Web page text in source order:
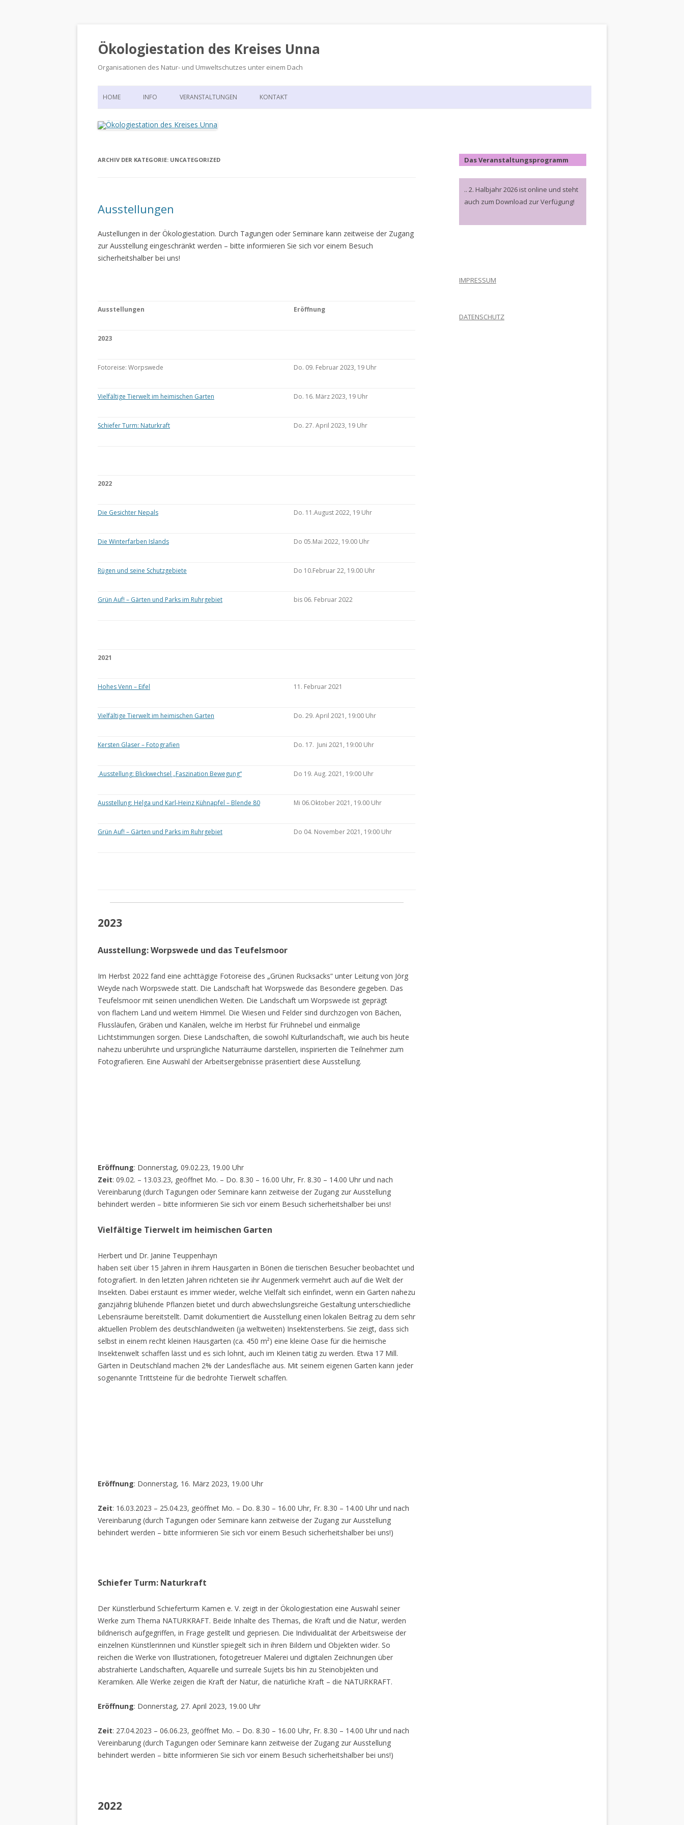
Ökologiestation des Kreises Unna
Organisationen des Natur- und Umweltschutzes unter einem Dach
Zum
HOME INFO VERANSTALTUNGEN KONTAKT
ARCHIV DER KATEGORIE: UNCATEGORIZED
Ausstellungen
Austellungen in der Ökologiestation. Durch Tagungen oder Seminare kann zeitweise der Zugang
zur Ausstellung eingeschränkt werden – bitte informieren Sie sich vor einem Besuch
sicherheitshalber bei uns!
Ausstellungen Eröffnung
2023
Fotoreise: Worpswede Do. 09. Februar 2023, 19 Uhr
Vielfältige Tierwelt im heimischen Garten Do. 16. März 2023, 19 Uhr
Schiefer Turm: Naturkraft Do. 27. April 2023, 19 Uhr
2022
Die Gesichter Nepals Do. 11.August 2022, 19 Uhr
Die Winterfarben Islands Do 05.Mai 2022, 19.00 Uhr
Rügen und seine Schutzgebiete Do 10.Februar 22, 19.00 Uhr
Grün Auf! – Gärten und Parks im Ruhrgebiet bis 06. Februar 2022
2021
Hohes Venn – Eifel 11. Februar 2021
Vielfältige Tierwelt im heimischen Garten Do. 29. April 2021, 19:00 Uhr
Kersten Glaser – Fotografien Do. 17. Juni 2021, 19:00 Uhr
Ausstellung: Blickwechsel „Faszination Bewegung“ Do 19. Aug. 2021, 19:00 Uhr
Ausstellung: Helga und Karl-Heinz Kühnapfel – Blende 80 Mi 06.Oktober 2021, 19.00 Uhr
Grün Auf! – Gärten und Parks im Ruhrgebiet Do 04. November 2021, 19:00 Uhr
2023
Ausstellung: Worpswede und das Teufelsmoor
Im Herbst 2022 fand eine achttägige Fotoreise des „Grünen Rucksacks“ unter Leitung von Jörg
Weyde nach Worpswede statt. Die Landschaft hat Worpswede das Besondere gegeben. Das
Teufelsmoor mit seinen unendlichen Weiten. Die Landschaft um Worpswede ist geprägt
von flachem Land und weitem Himmel. Die Wiesen und Felder sind durchzogen von Bächen,
Flussläufen, Gräben und Kanälen, welche im Herbst für Frühnebel und einmalige
Lichtstimmungen sorgen. Diese Landschaften, die sowohl Kulturlandschaft, wie auch bis heute
nahezu unberührte und ursprüngliche Naturräume darstellen, inspirierten die Teilnehmer zum
Fotografieren. Eine Auswahl der Arbeitsergebnisse präsentiert diese Ausstellung.
Eröffnung: Donnerstag, 09.02.23, 19.00 Uhr
Zeit: 09.02. – 13.03.23, geöffnet Mo. – Do. 8.30 – 16.00 Uhr, Fr. 8.30 – 14.00 Uhr und nach
Vereinbarung (durch Tagungen oder Seminare kann zeitweise der Zugang zur Ausstellung
behindert werden – bitte informieren Sie sich vor einem Besuch sicherheitshalber bei uns!
Vielfältige Tierwelt im heimischen Garten
Herbert und Dr. Janine Teuppenhayn
haben seit über 15 Jahren in ihrem Hausgarten in Bönen die tierischen Besucher beobachtet und
fotografiert. In den letzten Jahren richteten sie ihr Augenmerk vermehrt auch auf die Welt der
Insekten. Dabei erstaunt es immer wieder, welche Vielfalt sich einfindet, wenn ein Garten nahezu
ganzjährig blühende Pflanzen bietet und durch abwechslungsreiche Gestaltung unterschiedliche
Lebensräume bereitstellt. Damit dokumentiert die Ausstellung einen lokalen Beitrag zu dem sehr
aktuellen Problem des deutschlandweiten (ja weltweiten) Insektensterbens. Sie zeigt, dass sich
selbst in einem recht kleinen Hausgarten (ca. 450 m²) eine kleine Oase für die heimische
Insektenwelt schaffen lässt und es sich lohnt, auch im Kleinen tätig zu werden. Etwa 17 Mill.
Gärten in Deutschland machen 2% der Landesfläche aus. Mit seinem eigenen Garten kann jeder
sogenannte Trittsteine für die bedrohte Tierwelt schaffen.
Eröffnung: Donnerstag, 16. März 2023, 19.00 Uhr
Zeit: 16.03.2023 – 25.04.23, geöffnet Mo. – Do. 8.30 – 16.00 Uhr, Fr. 8.30 – 14.00 Uhr und nach
Vereinbarung (durch Tagungen oder Seminare kann zeitweise der Zugang zur Ausstellung
behindert werden – bitte informieren Sie sich vor einem Besuch sicherheitshalber bei uns!)
Schiefer Turm: Naturkraft
Der Künstlerbund Schieferturm Kamen e. V. zeigt in der Ökologiestation eine Auswahl seiner
Werke zum Thema NATURKRAFT. Beide Inhalte des Themas, die Kraft und die Natur, werden
bildnerisch aufgegriffen, in Frage gestellt und gepriesen. Die Individualität der Arbeitsweise der
einzelnen Künstlerinnen und Künstler spiegelt sich in ihren Bildern und Objekten wider. So
reichen die Werke von Illustrationen, fotogetreuer Malerei und digitalen Zeichnungen über
abstrahierte Landschaften, Aquarelle und surreale Sujets bis hin zu Steinobjekten und
Keramiken. Alle Werke zeigen die Kraft der Natur, die natürliche Kraft – die NATURKRAFT.
Eröffnung: Donnerstag, 27. April 2023, 19.00 Uhr
Zeit: 27.04.2023 – 06.06.23, geöffnet Mo. – Do. 8.30 – 16.00 Uhr, Fr. 8.30 – 14.00 Uhr und nach
Vereinbarung (durch Tagungen oder Seminare kann zeitweise der Zugang zur Ausstellung
behindert werden – bitte informieren Sie sich vor einem Besuch sicherheitshalber bei uns!)
2022
Das Veranstaltungsprogramm
.. 2. Halbjahr 2026 ist online und steht
auch zum Download zur Verfügung!
IMPRESSUM
DATENSCHUTZ